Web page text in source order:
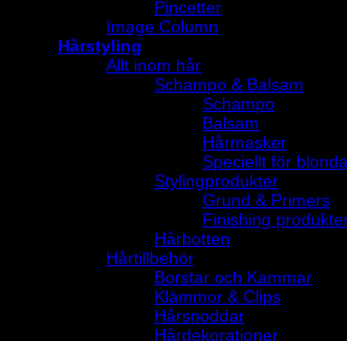
Pincetter
Image Column
Hårstyling
Allt inom hår
Schampo & Balsam
Schampo
Balsam
Hårmasker
Speciellt för
Stylingprodukter
Grund & Primers
Finishing
Hårbotten
Hårtillbehör
Borstar och Kammar
Klämmor & Clips
Hårsnoddar
Hårdekorationer